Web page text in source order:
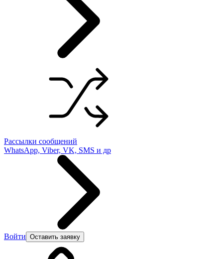
Рассылки сообщений
WhatsApp, Viber, VK, SMS и др
Войти Оставить заявку